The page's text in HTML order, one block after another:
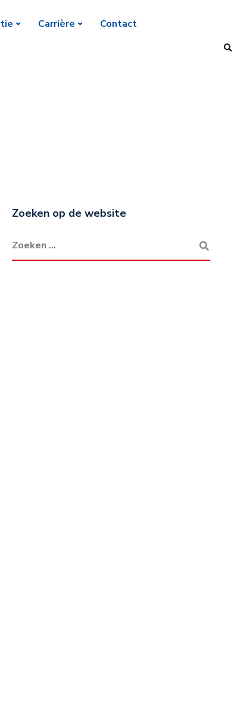
Carrière Contact
Zoeken op de website